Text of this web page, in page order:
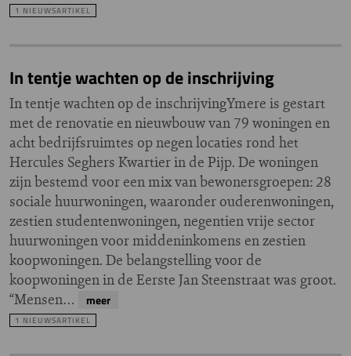
1 NIEUWSARTIKEL
In tentje wachten op de inschrijving
In tentje wachten op de inschrijvingYmere is gestart
met de renovatie en nieuwbouw van 79 woningen en
acht bedrijfsruimtes op negen locaties rond het
Hercules Seghers Kwartier in de Pijp. De woningen
zijn bestemd voor een mix van bewonersgroepen: 28
sociale huurwoningen, waaronder ouderenwoningen,
zestien studentenwoningen, negentien vrije sector
huurwoningen voor middeninkomens en zestien
koopwoningen. De belangstelling voor de
koopwoningen in de Eerste Jan Steenstraat was groot.
“Mensen…
meer
1 NIEUWSARTIKEL